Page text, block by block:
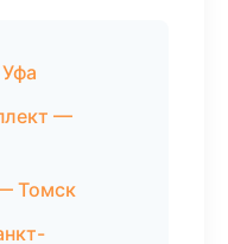
—
Томск